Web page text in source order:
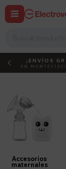

¡ENVÍOS
EN
Accesorios
maternales